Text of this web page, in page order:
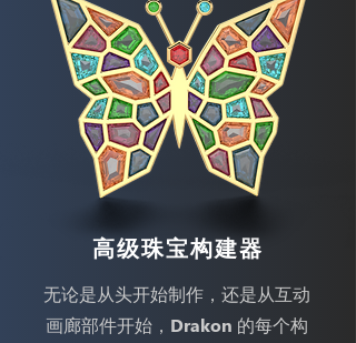
高级珠宝构建器
无论是从头开始制作，还是从互动
画廊部件开始，Drakon 的每个构